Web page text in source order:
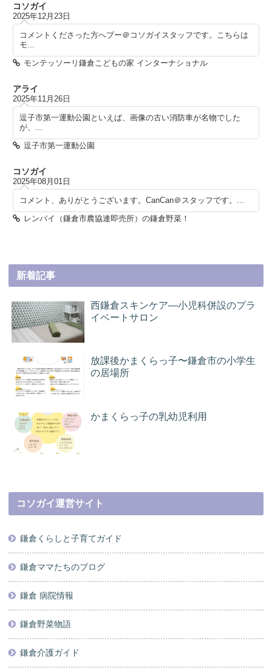
コソガイ
2025年12月23日
コメントくださった方へプー＠コソガイスタッフです。こちらは
モ...
モンテッソーリ鎌倉こどもの家 インターナショナル
アライ
2025年11月26日
逗子市第一運動公園といえば、画像の古い消防車が名物でした
が、...
逗子市第一運動公園
コソガイ
2025年08月01日
コメント、ありがとうございます。CanCan＠スタッフです。...
レンバイ（鎌倉市農協連即売所）の鎌倉野菜！
新着記事
西鎌倉スキンケア―小児科併設のプラ
イベートサロン
放課後かまくらっ子〜鎌倉市の小学生
の居場所
かまくらっ子の乳幼児利用
コソガイ運営サイト
鎌倉くらしと子育てガイド
鎌倉ママたちのブログ
鎌倉 病院情報
鎌倉野菜物語
鎌倉介護ガイド